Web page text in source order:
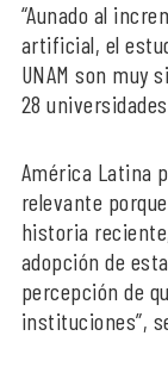
“Aunado al
artificial, el
UNAM son muy
28
América Latina
relevante
historia
adopción de
percepción de
instituciones”,